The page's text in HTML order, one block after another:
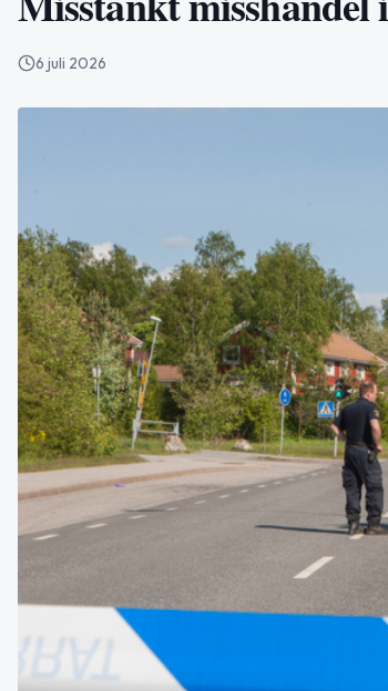
6 juli 2026